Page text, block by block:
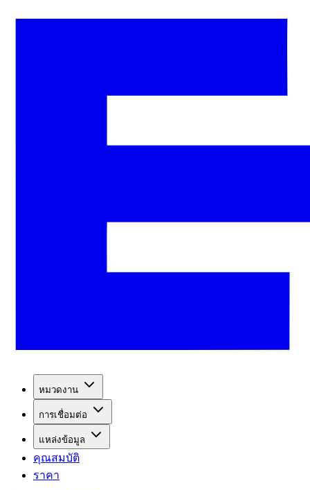
หมวดงาน
การเชื่อมต่อ
แหล่งข้อมูล
คุณสมบัติ
ราคา